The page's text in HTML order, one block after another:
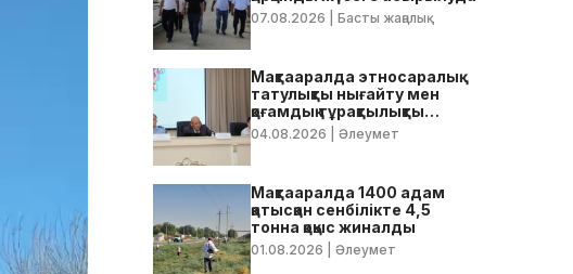
07.08.2026 | Басты жаңалық
Мақтааралда этносаралық
татулықты нығайту мен
қоғамдық тұрақтылықты
қамтамасыз ету бойынша
жедел кеңес өтті
04.08.2026 | Әлеумет
Мақтааралда 1400 адам
қатысқан сенбілікте 4,5
тонна қоқыс жиналды
01.08.2026 | Әлеумет